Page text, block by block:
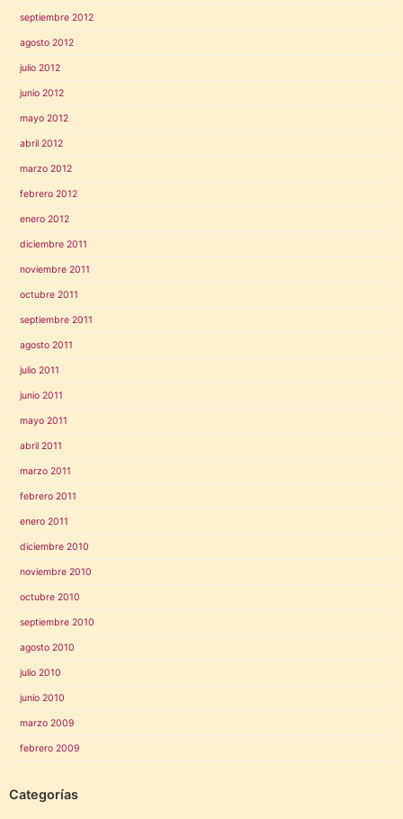
septiembre 2012
agosto 2012
julio 2012
junio 2012
mayo 2012
abril 2012
marzo 2012
febrero 2012
enero 2012
diciembre 2011
noviembre 2011
octubre 2011
septiembre 2011
agosto 2011
julio 2011
junio 2011
mayo 2011
abril 2011
marzo 2011
febrero 2011
enero 2011
diciembre 2010
noviembre 2010
octubre 2010
septiembre 2010
agosto 2010
julio 2010
junio 2010
marzo 2009
febrero 2009
Categorías